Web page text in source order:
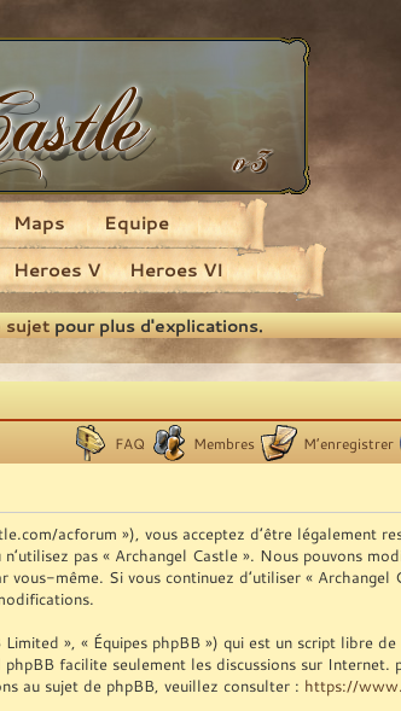
Heroes V Heroes VI
Maps Equipe
sujetpour plus d'explications.
FAQ Membres M’enregistrer
acforum »), vous acceptez d’être légalement
pas « Archangel Castle ». Nous pouvons
même. Si vous continuez d’utiliser « Archangel
», « Équipes phpBB ») qui est un script libre
phpBB facilite seulement les discussions sur Internet.
au sujet de phpBB, veuillez consulter : https://